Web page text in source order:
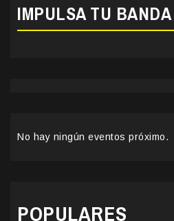
IMPULSA TU BANDA
No hay ningún eventos próximo.
POPULARES